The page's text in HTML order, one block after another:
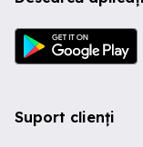
Suport clienți